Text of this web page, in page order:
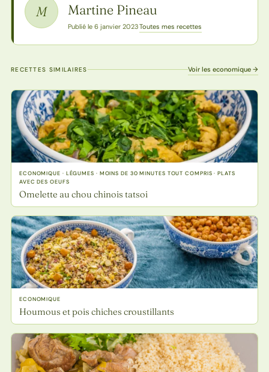
M Martine Pineau
Publié le 6 janvier 2023·Toutes mes recettes
RECETTES SIMILAIRES Voir les economique →
ECONOMIQUE · LÉGUMES · MOINS DE 30 MINUTES TOUT COMPRIS · PLATS
AVEC DES OEUFS
Omelette au chou chinois tatsoi
ECONOMIQUE
Houmous et pois chiches croustillants